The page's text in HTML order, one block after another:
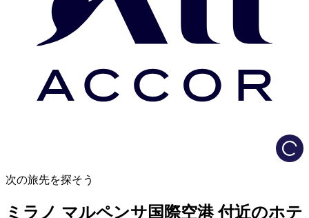
次の旅先を探そう
ミラノ マルペンサ国際空港 付近のホテ